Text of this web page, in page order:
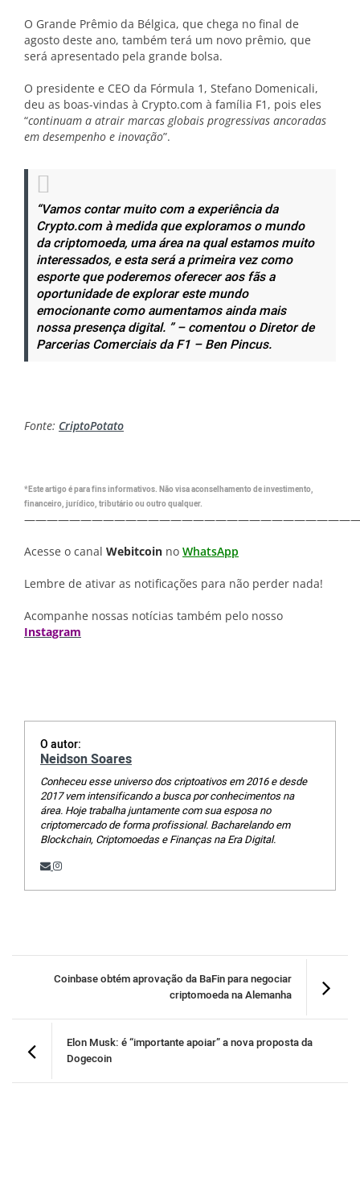
O Grande Prêmio da Bélgica, que chega no final de
agosto deste ano, também terá um novo prêmio, que
será apresentado pela grande bolsa.
O presidente e CEO da Fórmula 1, Stefano Domenicali,
deu as boas-vindas à Crypto.com à família F1, pois eles
“continuam a atrair marcas globais progressivas ancoradas
em desempenho e inovação”.
“Vamos contar muito com a experiência da
Crypto.com à medida que exploramos o mundo
da criptomoeda, uma área na qual estamos muito
interessados, e esta será a primeira vez como
esporte que poderemos oferecer aos fãs a
oportunidade de explorar este mundo
emocionante como aumentamos ainda mais
nossa presença digital. ” – comentou o Diretor de
Parcerias Comerciais da F1 – Ben Pincus.
Fonte: CriptoPotato
*Este artigo é para fins informativos. Não visa aconselhamento de investimento,
financeiro, jurídico, tributário ou outro qualquer.
Acesse o canal Webitcoin no WhatsApp
Lembre de ativar as notificações para não perder nada!
Acompanhe nossas notícias também pelo nosso
Instagram
O autor:
Neidson Soares
Conheceu esse universo dos criptoativos em 2016 e desde
2017 vem intensificando a busca por conhecimentos na
área. Hoje trabalha juntamente com sua esposa no
criptomercado de forma profissional. Bacharelando em
Blockchain, Criptomoedas e Finanças na Era Digital.
Coinbase obtém aprovação da BaFin para negociar
criptomoeda na Alemanha
Elon Musk: é “importante apoiar” a nova proposta da
Dogecoin